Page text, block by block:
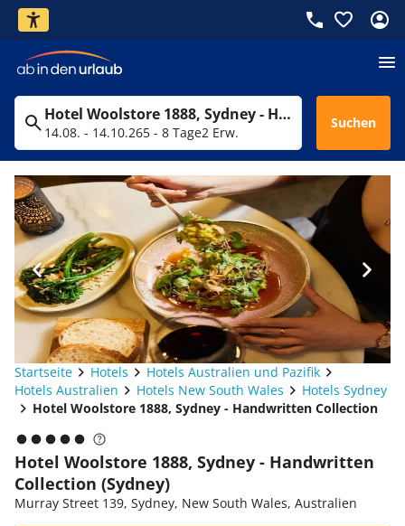
Hotel Woolstore 1888, Sydney - Handwritten Collection
14.08. - 14.10.265 - 8 Tage2 Erw.
Suchen
Startseite Hotels
Hotels Australien und Pazifik
Hotels Australien
Hotels New South Wales
Hotels Sydney
Hotel Woolstore 1888, Sydney - Handwritten Collection
Hotel Woolstore 1888, Sydney - Handwritten
Collection (Sydney)
Murray Street 139, Sydney, New South Wales, Australien